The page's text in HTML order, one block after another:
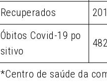
Recuperados
Óbitos Covid-19 po
sitivo
482
*Centro de saúde da